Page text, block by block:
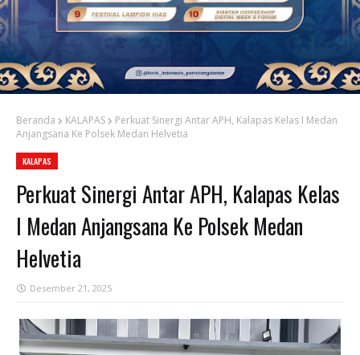
Beranda KALAPAS
Perkuat Sinergi Antar APH, Kalapas Kelas I Medan
Anjangsana Ke Polsek Medan Helvetia
KALAPAS
Perkuat Sinergi Antar APH, Kalapas Kelas
I Medan Anjangsana Ke Polsek Medan
Helvetia
Desember 21, 2025